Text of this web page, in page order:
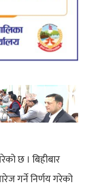
छ । बिहीबार
गर्ने निर्णय गरेको